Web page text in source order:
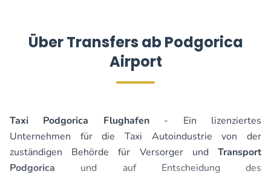
Über Transfers ab Podgorica
Airport
Taxi Podgorica Flughafen- Ein lizenziertes
Unternehmen für die Taxi Autoindustrie von der
zuständigen Behörde für Versorger und Transport
Podgorica und auf Entscheidung des